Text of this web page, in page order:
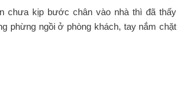
chưa kịp bước chân vào nhà thì đã thấy
phừng ngồi ở phòng khách, tay nắm chặt